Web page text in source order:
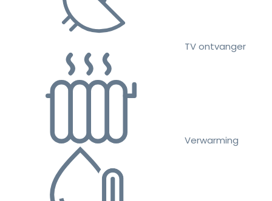
TV ontvanger
Verwarming